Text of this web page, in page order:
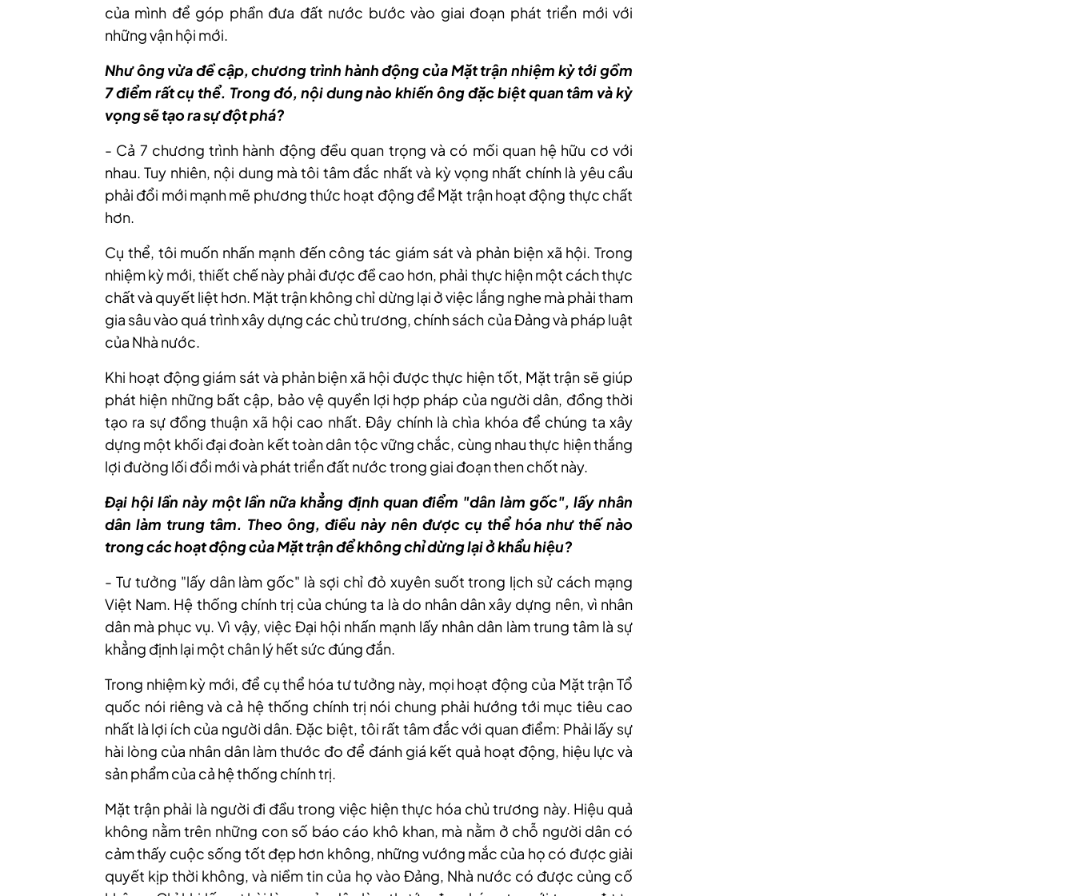
của mình để góp phần đưa đất nước bước vào giai đoạn phát triển mới với
những vận hội mới.
Như ông vừa đề cập, chương trình hành động của Mặt trận nhiệm kỳ tới gồm
7 điểm rất cụ thể. Trong đó, nội dung nào khiến ông đặc biệt quan tâm và kỳ
vọng sẽ tạo ra sự đột phá?
- Cả 7 chương trình hành động đều quan trọng và có mối quan hệ hữu cơ với
nhau. Tuy nhiên, nội dung mà tôi tâm đắc nhất và kỳ vọng nhất chính là yêu cầu
phải đổi mới mạnh mẽ phương thức hoạt động để Mặt trận hoạt động thực chất
hơn.
Cụ thể, tôi muốn nhấn mạnh đến công tác giám sát và phản biện xã hội. Trong
nhiệm kỳ mới, thiết chế này phải được đề cao hơn, phải thực hiện một cách thực
chất và quyết liệt hơn. Mặt trận không chỉ dừng lại ở việc lắng nghe mà phải tham
gia sâu vào quá trình xây dựng các chủ trương, chính sách của Đảng và pháp luật
của Nhà nước.
Khi hoạt động giám sát và phản biện xã hội được thực hiện tốt, Mặt trận sẽ giúp
phát hiện những bất cập, bảo vệ quyền lợi hợp pháp của người dân, đồng thời
tạo ra sự đồng thuận xã hội cao nhất. Đây chính là chìa khóa để chúng ta xây
dựng một khối đại đoàn kết toàn dân tộc vững chắc, cùng nhau thực hiện thắng
lợi đường lối đổi mới và phát triển đất nước trong giai đoạn then chốt này.
Đại hội lần này một lần nữa khẳng định quan điểm "dân làm gốc", lấy nhân
dân làm trung tâm. Theo ông, điều này nên được cụ thể hóa như thế nào
trong các hoạt động của Mặt trận để không chỉ dừng lại ở khẩu hiệu?
- Tư tưởng "lấy dân làm gốc" là sợi chỉ đỏ xuyên suốt trong lịch sử cách mạng
Việt Nam. Hệ thống chính trị của chúng ta là do nhân dân xây dựng nên, vì nhân
dân mà phục vụ. Vì vậy, việc Đại hội nhấn mạnh lấy nhân dân làm trung tâm là sự
khẳng định lại một chân lý hết sức đúng đắn.
Trong nhiệm kỳ mới, để cụ thể hóa tư tưởng này, mọi hoạt động của Mặt trận Tổ
quốc nói riêng và cả hệ thống chính trị nói chung phải hướng tới mục tiêu cao
nhất là lợi ích của người dân. Đặc biệt, tôi rất tâm đắc với quan điểm: Phải lấy sự
hài lòng của nhân dân làm thước đo để đánh giá kết quả hoạt động, hiệu lực và
sản phẩm của cả hệ thống chính trị.
Mặt trận phải là người đi đầu trong việc hiện thực hóa chủ trương này. Hiệu quả
không nằm trên những con số báo cáo khô khan, mà nằm ở chỗ người dân có
cảm thấy cuộc sống tốt đẹp hơn không, những vướng mắc của họ có được giải
quyết kịp thời không, và niềm tin của họ vào Đảng, Nhà nước có được củng cố